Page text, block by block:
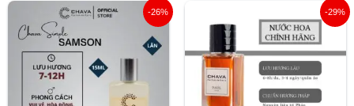
-26%
Giá
gốc
là:
430.000 ₫.
Giá
-29%
gốc
1.750.000 ₫.
Giá
hiện
tại
là: